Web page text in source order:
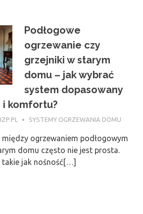
Podłogowe
ogrzewanie czy
grzejniki w starym
domu – jak wybrać
system dopasowany
i komfortu?
SYSTEMY OGRZEWANIA DOMU
ogrzewaniem podłogowym
domu często nie jest prosta.
takie jak nośność[…]